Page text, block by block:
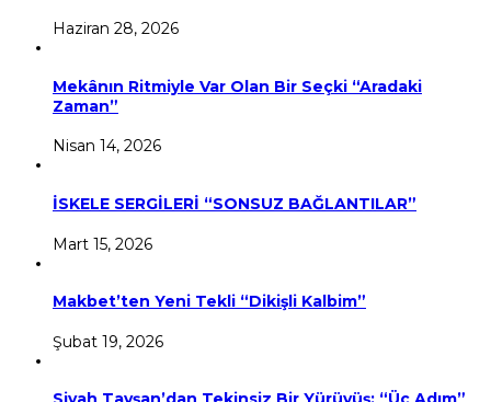
Haziran 28, 2026
Mekânın Ritmiyle Var Olan Bir Seçki “Aradaki
Zaman”
Nisan 14, 2026
İSKELE SERGİLERİ “SONSUZ BAĞLANTILAR”
Mart 15, 2026
Makbet’ten Yeni Tekli “Dikişli Kalbim”
Şubat 19, 2026